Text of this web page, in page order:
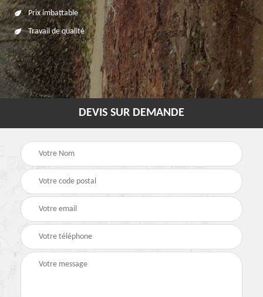
Prix imbattable
Travail de qualité
DEVIS SUR DEMANDE